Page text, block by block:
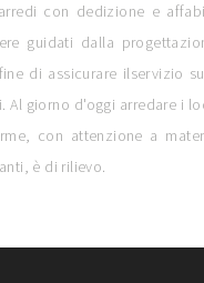
con dedizione e
guidati dalla
di assicurare ilservizio
Al giorno d'oggi arredare i
con attenzione a
è di rilievo.